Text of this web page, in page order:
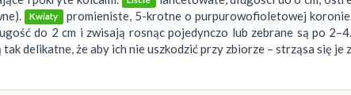
Kwiaty
promieniste, 5-krotne o purpurowofioletowej koronie.
do 2 cm i zwisają rosnąc pojedynczo lub zebrane są po 2–4.
delikatne, że aby ich nie uszkodzić przy zbiorze – strząsa się je z